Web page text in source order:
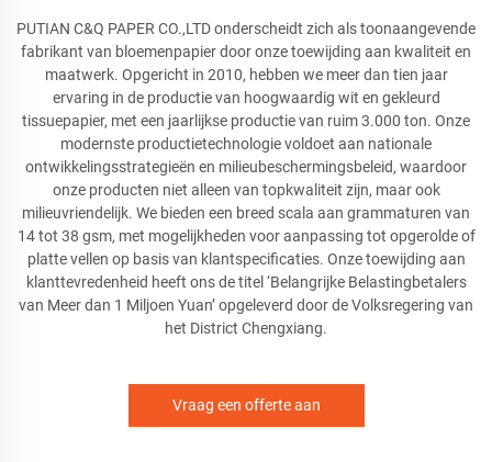
PUTIAN C&Q PAPER CO.,LTD onderscheidt zich als toonaangevende
fabrikant van bloemenpapier door onze toewijding aan kwaliteit en
maatwerk. Opgericht in 2010, hebben we meer dan tien jaar
ervaring in de productie van hoogwaardig wit en gekleurd
tissuepapier, met een jaarlijkse productie van ruim 3.000 ton. Onze
modernste productietechnologie voldoet aan nationale
ontwikkelingsstrategieën en milieubeschermingsbeleid, waardoor
onze producten niet alleen van topkwaliteit zijn, maar ook
milieuvriendelijk. We bieden een breed scala aan grammaturen van
14 tot 38 gsm, met mogelijkheden voor aanpassing tot opgerolde of
platte vellen op basis van klantspecificaties. Onze toewijding aan
klanttevredenheid heeft ons de titel ‘Belangrijke Belastingbetalers
van Meer dan 1 Miljoen Yuan’ opgeleverd door de Volksregering van
het District Chengxiang.
Vraag een offerte aan